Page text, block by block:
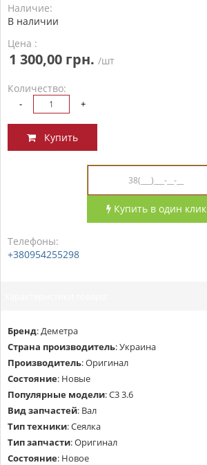
Наличие:
В наличии
Цена :
1 300,00 грн. /шт
Количество:
- +
Купить
Купить в один клик
Телефоны:
+380954255298
Бренд: Деметра
Страна производитель:Украина
Производитель:Оригинал
Состояние: Новые
Популярные модели:С3 3.6
Вид запчастей: Вал
Тип техники:Сеялка
Тип запчасти:Оригинал
Состояние: Новое